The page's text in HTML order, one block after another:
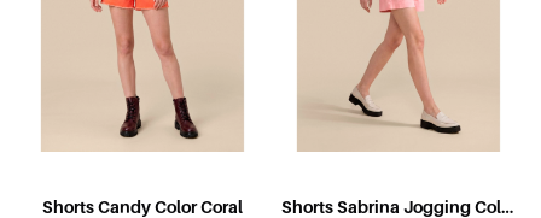
Shorts Candy Color Coral
Shorts Sabrina Jogging Color